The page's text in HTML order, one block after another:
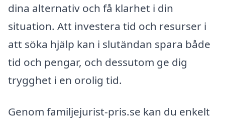
dina alternativ och få klarhet i din
situation. Att investera tid och resurser i
att söka hjälp kan i slutändan spara både
tid och pengar, och dessutom ge dig
trygghet i en orolig tid.
Genom familjejurist-pris.se kan du enkelt